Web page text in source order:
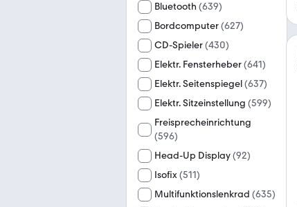
Bluetooth (639)
Bordcomputer(627)
CD-Spieler(430)
Elektr. Fensterheber(641)
Elektr. Seitenspiegel(637)
Elektr. Sitzeinstellung (599)
Freisprecheinrichtung
(596)
Head-Up Display(92)
Isofix(511)
Multifunktionslenkrad (635)